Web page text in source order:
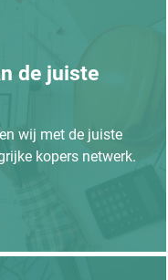
de juiste
wij met de juiste
kopers netwerk.